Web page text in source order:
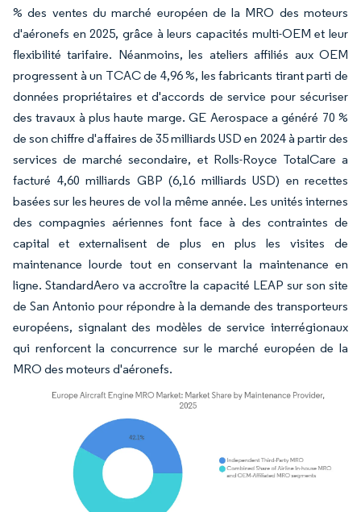
% des ventes du marché européen de la MRO des moteurs
d'aéronefs en 2025, grâce à leurs capacités multi-OEM et leur
flexibilité tarifaire. Néanmoins, les ateliers affiliés aux OEM
progressent à un TCAC de 4,96 %, les fabricants tirant parti de
données propriétaires et d'accords de service pour sécuriser
des travaux à plus haute marge. GE Aerospace a généré 70 %
de son chiffre d'affaires de 35 milliards USD en 2024 à partir des
services de marché secondaire, et Rolls-Royce TotalCare a
facturé 4,60 milliards GBP (6,16 milliards USD) en recettes
basées sur les heures de vol la même année. Les unités internes
des compagnies aériennes font face à des contraintes de
capital et externalisent de plus en plus les visites de
maintenance lourde tout en conservant la maintenance en
ligne. StandardAero va accroître la capacité LEAP sur son site
de San Antonio pour répondre à la demande des transporteurs
européens, signalant des modèles de service interrégionaux
qui renforcent la concurrence sur le marché européen de la
MRO des moteurs d'aéronefs.